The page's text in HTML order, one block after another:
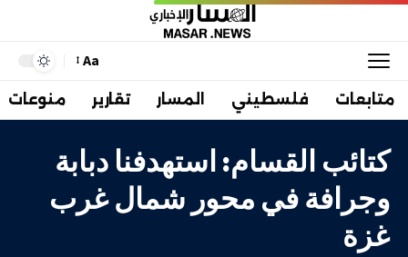
Aa
متابعات فلسطيني المسار تقارير منوعات
كتائب القسام: استهدفنا دبابة
وجرافة في محور شمال غرب
غزة